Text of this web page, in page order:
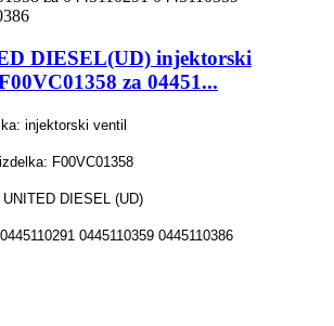
DIESEL(UD) injektorski
za 04451...
injektorski ventil
F00VC01358
DIESEL (UD)
0445110291 0445110359 0445110386